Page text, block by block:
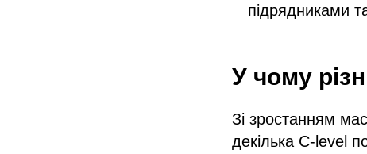
підрядниками
У чому
Зі зростанням
декілька C-level